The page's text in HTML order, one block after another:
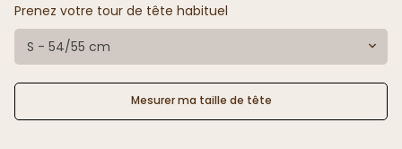
Prenez votre tour de tête habituel
S - 54/55 cm
Mesurer ma taille de tête